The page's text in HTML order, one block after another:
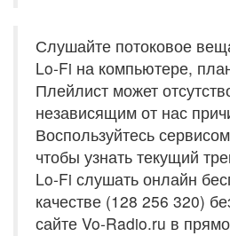
Слушайте потоковое
Lo-Fi на компьютере,
Плейлист может
независящим от нас
Воспользуйтесь
чтобы узнать текущий
Lo-Fi слушать онлайн
качестве (128 256 320)
сайте Vo-Radio.ru в